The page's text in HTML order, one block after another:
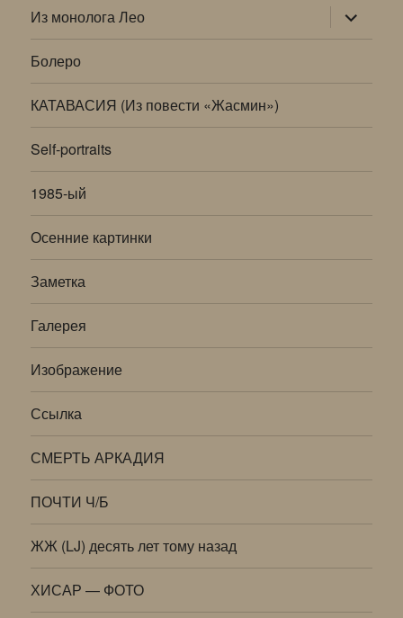
Из монолога Лео раскрыть
дочернее
меню
Болеро
КАТАВАСИЯ (Из повести «Жасмин»)
Self-portraits
1985-ый
Осенние картинки
Заметка
Галерея
Изображение
Ссылка
СМЕРТЬ АРКАДИЯ
ПОЧТИ Ч/Б
ЖЖ (LJ) десять лет тому назад
ХИСАР — ФОТО